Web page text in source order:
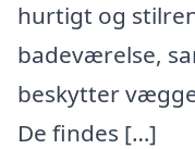
hurtigt og
badeværelse,
beskytter
De findes […]